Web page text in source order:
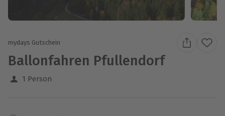
mydays Gutschein
Ballonfahren Pfullendorf
1 Person